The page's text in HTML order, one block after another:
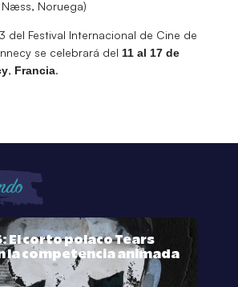
Næss, Noruega)
del Festival Internacional de Cine de
se celebrará del 11 al 17 de
, Francia.
El corto polaco Tears
la competencia animada